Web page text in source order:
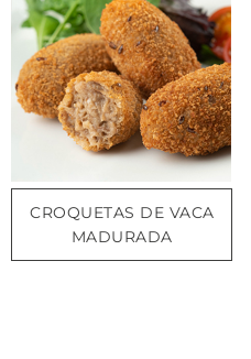
CROQUETAS DE VACA
MADURADA